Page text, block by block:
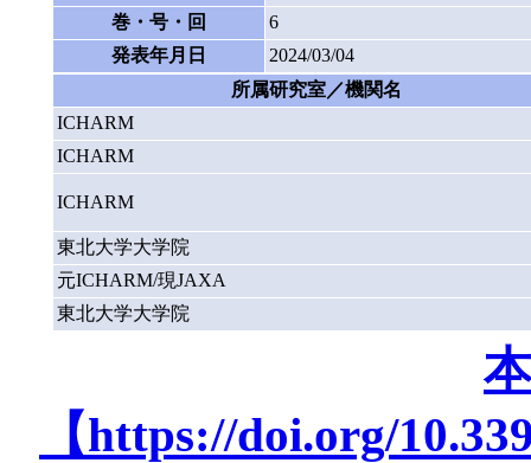
巻・号・回
6
発表年月日
2024/03/04
所属研究室／機関名
ICHARM
ICHARM
ICHARM
東北大学大学院
元ICHARM/現JAXA
東北大学大学院
【https://doi.org/